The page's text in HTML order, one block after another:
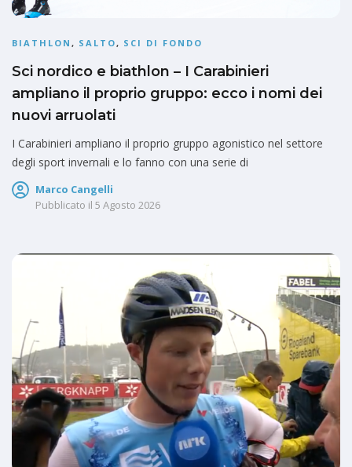
BIATHLON , SALTO, SCI DI FONDO
Sci nordico e biathlon – I Carabinieri
ampliano il proprio gruppo: ecco i nomi dei
nuovi arruolati
I Carabinieri ampliano il proprio gruppo agonistico nel settore
degli sport invernali e lo fanno con una serie di
Marco Cangelli
Pubblicato il 5 Agosto 2026